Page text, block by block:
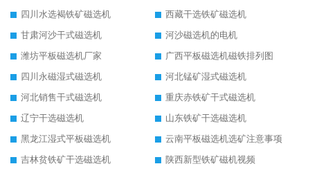
四川水选褐铁矿磁选机
西藏干选铁矿磁选机
甘肃河沙干式磁选机
河沙磁选机的电机
潍坊平板磁选机厂家
广西平板磁选机磁铁排列图
四川永磁湿式磁选机
河北锰矿湿式磁选机
河北销售干式磁选机
重庆赤铁矿干式磁选机
辽宁干选磁选机
山东铁矿干选磁选机
黑龙江湿式平板磁选机
云南平板磁选机选矿注意事项
吉林贫铁矿干选磁选机
陕西新型铁矿磁机视频